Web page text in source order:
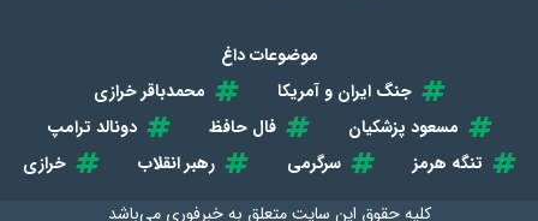
موضوعات داغ
جنگ ایران و آمریکا
محمدباقر خرازی
مسعود پزشکیان
فال حافظ
دونالد ترامپ
تنگه هرمز
سرگرمی رهبر انقلاب
خرازی
کلیه حقوق این سایت متعلق بهخبرفوری می‌باشد